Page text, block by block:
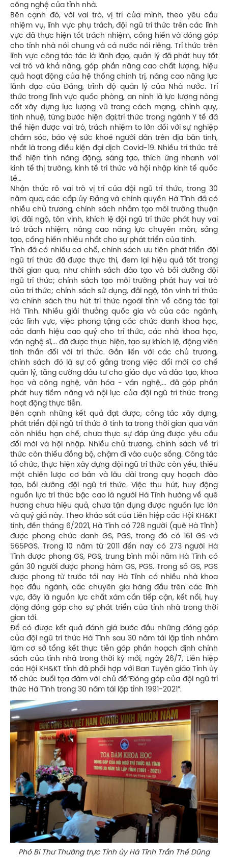
công nghệ của tỉnh nhà.
Bên cạnh đó, với vai trò, vị trí của mình, theo yêu cầu
nhiệm vụ, lĩnh vực phụ trách, đội ngũ trí thức trên các lĩnh
vực đã thực hiện tốt trách nhiệm, cống hiến và đóng góp
cho tỉnh nhà nói chung và cả nước nói riêng. Trí thức trên
lĩnh vực công tác tác là lãnh đạo, quản lý đã phát huy tốt
vai trò và khả năng, góp phần nâng cao chất lượng, hiệu
quả hoạt động của hệ thống chính trị, nâng cao năng lực
lãnh đạo của Ðảng, trình độ quản lý của Nhà nước. Trí
thức trong lĩnh vực quốc phòng, an ninh là lực lượng nòng
cốt xây dựng lực lượng vũ trang cách mạng, chính quy,
tinh nhuệ, từng bước hiện đại;trí thức trong ngành Y tế đã
thể hiện được vai trò, trách nhiệm to lớn đối với sự nghiệp
chăm sóc, bảo vệ sức khoẻ người dân trên địa bàn tỉnh,
nhất là trong điều kiện đại dịch Covid-19. Nhiều trí thức trẻ
thể hiện tính năng động, sáng tạo, thích ứng nhanh với
kinh tế thị trường, kinh tế tri thức và hội nhập kinh tế quốc
tế…
Nhận thức rõ vai trò vị trí của đội ngũ trí thức, trong 30
năm qua, các cấp ủy Đảng và chính quyền Hà Tĩnh đã có
nhiều chủ trương, chính sách nhằm tạo môi trường thuận
lợi, đãi ngộ, tôn vinh, khích lệ đội ngũ trí thức phát huy vai
trò trách nhiệm, nâng cao năng lực chuyên môn, sáng
tạo, cống hiến nhiều nhất cho sự phát triển của tỉnh.
Tỉnh đã có nhiều cơ chế, chính sách ưu tiên phát triển đội
ngũ trí thức đã được thực thi, đem lại hiệu quả tốt trong
thời gian qua, như chính sách đào tạo và bồi dưỡng đội
ngũ trí thức; chính sách tạo môi trường phát huy vai trò
của trí thức; chính sách sử dụng, đãi ngộ, tôn vinh trí thức
và chính sách thu hút trí thức ngoài tỉnh về công tác tại
Hà Tĩnh. Nhiều giải thưởng quốc gia và của các ngành,
các lĩnh vực, việc phong tặng các chức danh khoa học,
các danh hiệu cao quý cho trí thức, các nhà khoa học,
văn nghệ sĩ,... đã được thực hiện, tạo sự khích lệ, động viên
tinh thần đối với trí thức. Gắn liền với các chủ trương,
chính sách đó là sự cố gắng trong việc đổi mới cơ chế
quản lý, tăng cường đầu tư cho giáo dục và đào tạo, khoa
học và công nghệ, văn hóa - văn nghệ,... đã góp phần
phát huy tiềm năng và nội lực của đội ngũ trí thức trong
hoạt động thực tiễn.
Bên cạnh những kết quả đạt được, công tác xây dựng,
phát triển đội ngũ trí thức ở tỉnh ta trong thời gian qua vẫn
còn nhiều hạn chế, chưa thực sự đáp ứng được yêu cầu
đổi mới và hội nhập. Nhiều chủ trương, chính sách về trí
thức còn thiếu đồng bộ, chậm đi vào cuộc sống. Công tác
tổ chức, thực hiện xây dựng đội ngũ trí thức còn yếu, thiếu
một chiến lược cơ bản và lâu dài trong quy hoạch đào
tạo, bồi dưỡng đội ngũ trí thức. Việc thu hút, huy động
nguồn lực trí thức bậc cao là người Hà Tĩnh hướng về quê
hương chưa hiệu quả, chưa tận dụng được nguồn lực lớn
và quý giá này. Theo khảo sát của Liên hiệp các Hội KH&KT
tỉnh, đến tháng 6/2021, Hà Tĩnh có 728 người (quê Hà Tĩnh)
được phong chức danh GS, PGS, trong đó có 161 GS và
565PGS. Trong 10 năm từ 2011 đến nay có 273 người Hà
Tĩnh được phong GS, PGS, trung bình mỗi năm Hà Tĩnh có
gần 30 người được phong hàm GS, PGS. Trong số GS, PGS
được phong từ trước tới nay Hà Tĩnh có nhiều nhà khoa
học đầu ngành, các chuyên gia hàng đầu trên các lĩnh
vực, đây là nguồn lực chất xám cần tiếp cận, kết nối, huy
động đóng góp cho sự phát triển của tỉnh nhà trong thời
gian tới.
Để có được kết quả đánh giá bước đầu những đóng góp
của đội ngũ trí thức Hà Tĩnh sau 30 năm tái lập tỉnh nhằm
làm cơ sở tổng kết thực tiễn góp phần hoạch định chính
sách của tỉnh nhà trong thời kỳ mới, ngày 26/7, Liên hiệp
các Hội KH&KT tỉnh đã phối hợp với Ban Tuyên giáo Tỉnh ủy
tổ chức buổi tọa đàm với chủ đề“Đóng góp của đội ngũ trí
thức Hà Tĩnh trong 30 năm tái lập tỉnh 1991-2021”.
Phó Bí Thư Thường trực Tỉnh ủy Hà Tĩnh Trần Thế Dũng